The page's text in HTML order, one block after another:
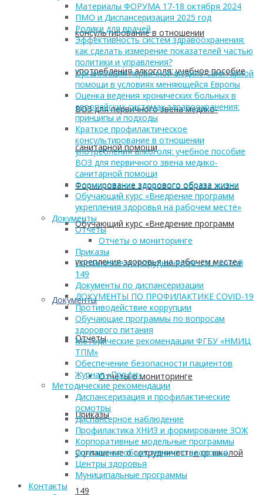
консультирование в отношении
употребления алкоголя: учебное пособие
ВОЗ для первичного звена медико-
санитарной помощи
Формирование здорового образа жизни
Обучающий курс «Внедрение программ
укрепления здоровья на рабочем месте»
Документы
Отчеты
Отчеты о мониторинге
Приказы
Соглашение о сотрудничестве со школой
149
Материалы ФОРУМА 17-18 октября 2024
ПМО и Диспансеризация 2025 год
Ролики для врачей
Эффективность систем здравоохранения:
как сделать измерение показателей частью
политики и управления?
Организация первичной медико-санитарной
помощи в условиях меняющейся Европы
Оценка ведения хронических больных в
европейских системах здравоохранения:
принципы и подходы
Краткое профилактическое
консультирование в отношении
употребления алкоголя: учебное пособие
ВОЗ для первичного звена медико-
санитарной помощи
Формирование здорового образа жизни
Обучающий курс «Внедрение программ
укрепления здоровья на рабочем месте»
Документы
Отчеты
Отчеты о мониторинге
Приказы
Соглашение о сотрудничестве со школой
149
Документы по диспансеризации
ДОКУМЕНТЫ ПО ПРОФИЛАКТИКЕ COVID-19
Противодействие коррупции
Обучающие программы по вопросам
здорового питания
Методические рекомендации ФГБУ «НМИЦ
ТПМ»
Обеспечение безопасности пациентов
Журнал «Профи»
Методические рекомендации
Диспансеризация и профилактические
осмотры
Диспансерное наблюдение
Профилактика ХНИЗ и формирование ЗОЖ
Корпоративные модельные программы
укрепления общественного здоровья
Центры здоровья
Муниципальные программы
Контакты